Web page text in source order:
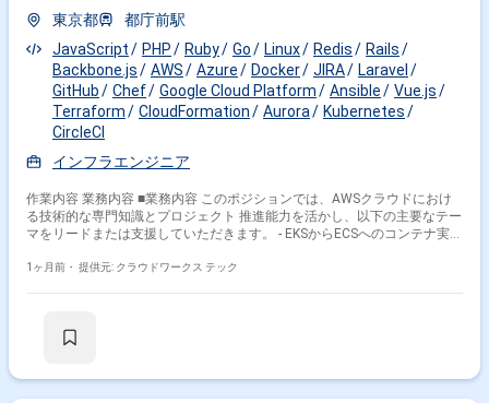
東京都
都庁前駅
JavaScript
PHP Ruby Go Linux Redis
Rails
Backbone.js
AWS Azure Docker JIRA
Laravel
GitHub
Chef Google Cloud Platform Ansible
Vue.js
Terraform
CloudFormation Aurora
Kubernetes
CircleCI
インフラエンジニア
作業内容 業務内容 ■業務内容 このポジションでは、AWSクラウドにおけ
る技術的な専門知識とプロジェクト 推進能力を活かし、以下の主要なテー
マをリードまたは支援していただきます。 - EKSからECSへのコンテナ実行
推進 - IaC（Infrastructure as Code）の推進 - TerraformまたはAWS
Golang, Ruby, PHP, JavaScript - Codeigniter, Ruby on Rails, Backbone.js,
1ヶ月前・ 提供元: クラウドワークス テック